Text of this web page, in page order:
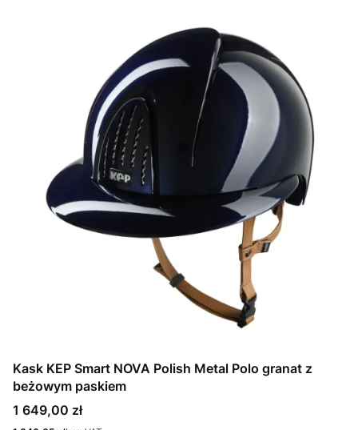
Kask KEP Smart NOVA Polish Metal Polo granat z
beżowym paskiem
Cena
1 649,00 zł